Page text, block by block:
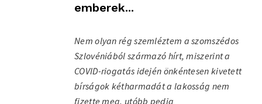
emberek...
Nem olyan rég szemléztem a szomszédos
Szlovéniából származó hírt, miszerint a
COVID-riogatás idején önkéntesen kivetett
bírságok kétharmadát a lakosság nem
fizette meg, utóbb pedig